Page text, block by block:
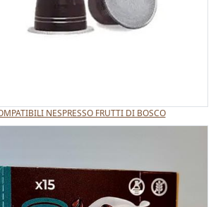
NESPRESSO FRUTTI DI BOSCO